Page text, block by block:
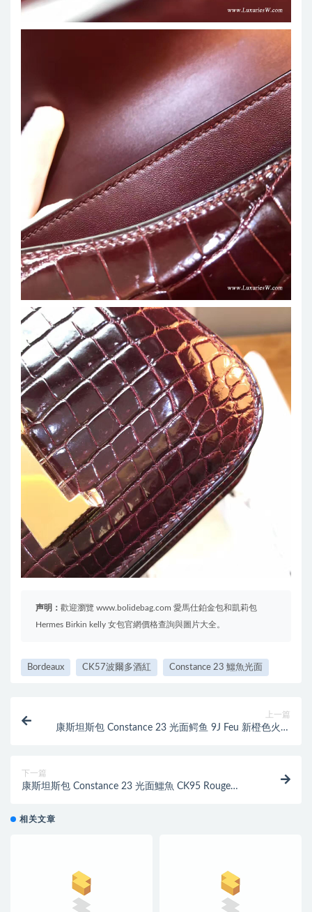
声明： 歡迎瀏覽 www.bolidebag.com 愛馬仕鉑金包和凱莉包
Hermes Birkin kelly 女包官網價格查詢與圖片大全。
Bordeaux CK57波爾多酒紅 Constance 23 鱷魚光面
上一篇
康斯坦斯包 Constance 23 光面鳄鱼 9J Feu 新橙色火焰
下一篇
康斯坦斯包 Constance 23 光面鱷魚 CK95 Rouge
相关文章